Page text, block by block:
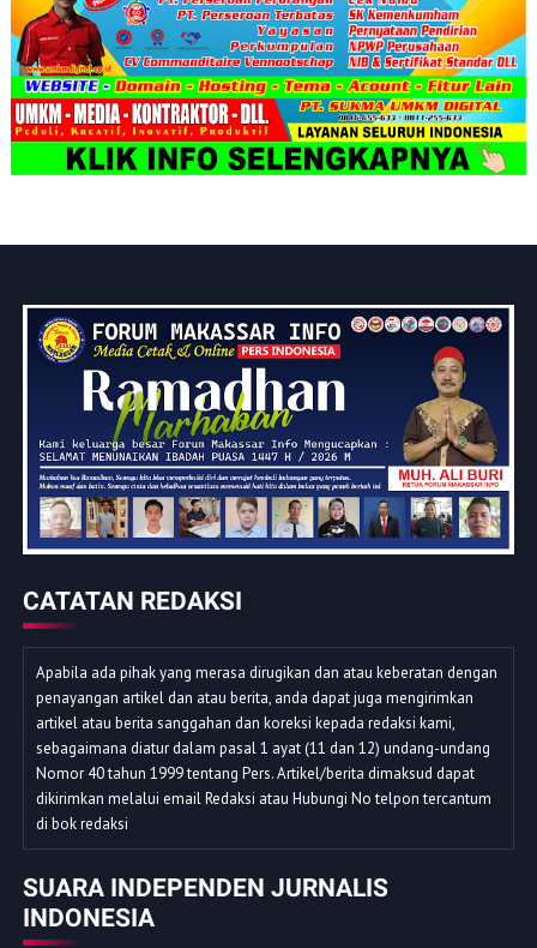
CATATAN REDAKSI
Apabila ada pihak yang merasa dirugikan dan atau keberatan dengan
penayangan artikel dan atau berita, anda dapat juga mengirimkan
artikel atau berita sanggahan dan koreksi kepada redaksi kami,
sebagaimana diatur dalam pasal 1 ayat (11 dan 12) undang-undang
Nomor 40 tahun 1999 tentang Pers. Artikel/berita dimaksud dapat
dikirimkan melalui email Redaksi atau Hubungi No telpon tercantum
di bok redaksi
SUARA INDEPENDEN JURNALIS
INDONESIA